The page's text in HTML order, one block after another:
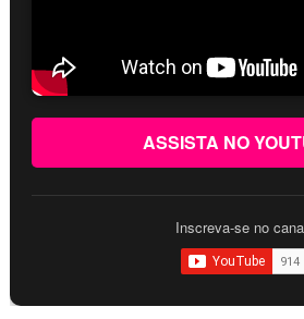
ASSISTA NO
Inscreva-se no